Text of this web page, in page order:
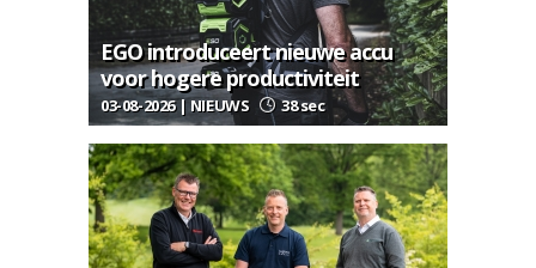
EGO introduceert nieuwe accu
voor hogere productiviteit
03-08-2026 | NIEUWS 38 sec